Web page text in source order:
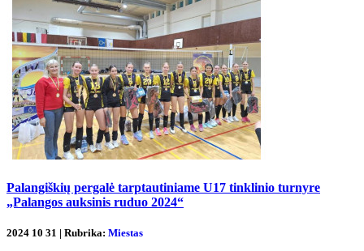
Palangiškių pergalė tarptautiniame U17 tinklinio turnyre
„Palangos auksinis ruduo 2024“
2024 10 31 | Rubrika: Miestas